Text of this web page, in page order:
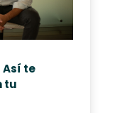
Así te
tu